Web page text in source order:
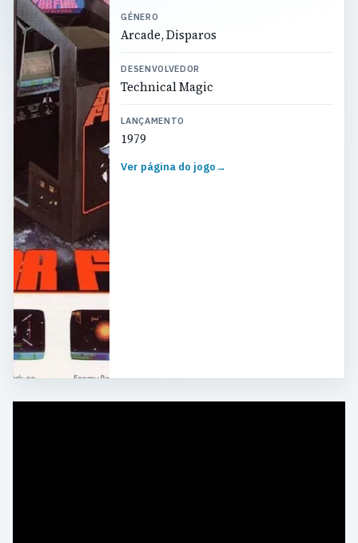
GÉNERO
Arcade, Disparos
DESENVOLVEDOR
Technical Magic
LANÇAMENTO
1979
Ver página do jogo→